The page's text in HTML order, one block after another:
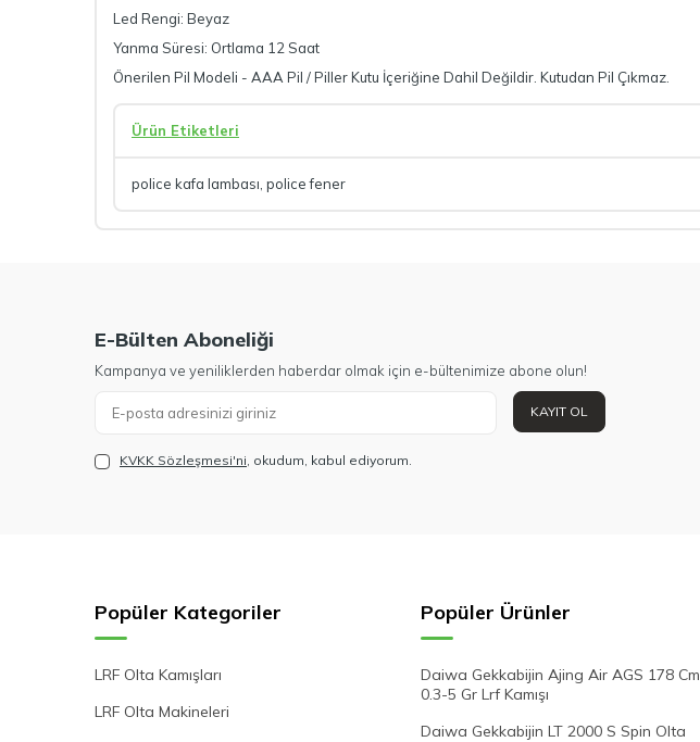
Led Rengi: Beyaz
Yanma Süresi: Ortlama 12 Saat
Önerilen Pil Modeli - AAA Pil / Piller Kutu İçeriğine Dahil Değildir. Kutudan Pil Çıkmaz.
Ürün Etiketleri
police kafa lambası police fener
E-Bülten Aboneliği
Kampanya ve yeniliklerden haberdar olmak için e-bültenimize abone olun!
KAYIT OL
KVKK Sözleşmesi'ni, okudum, kabul ediyorum.
Popüler Kategoriler
LRF Olta Kamışları
LRF Olta Makineleri
Popüler Ürünler
Daiwa Gekkabijin Ajing Air AGS 178 Cm
0.3-5 Gr Lrf Kamışı
Daiwa Gekkabijin LT 2000 S Spin Olta